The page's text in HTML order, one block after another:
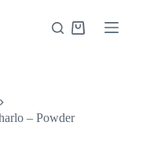
Indkøbskurv
– Powder